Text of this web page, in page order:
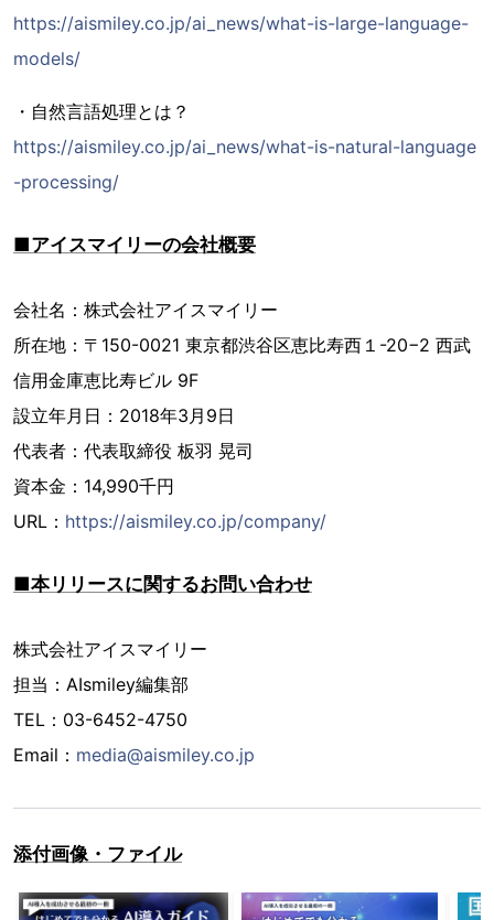
https://aismiley.co.jp/ai_news/what-is-large-language-
models/
・自然言語処理とは？
https://aismiley.co.jp/ai_news/what-is-natural-language
-processing/
■アイスマイリーの会社概要
会社名：株式会社アイスマイリー
所在地：〒150-0021 東京都渋谷区恵比寿西１-20−2 西武
信用金庫恵比寿ビル 9F
設立年月日：2018年3月9日
代表者：代表取締役 板羽 晃司
資本金：14,990千円
URL： https://aismiley.co.jp/company/
■本リリースに関するお問い合わせ
株式会社アイスマイリー
担当：AIsmiley編集部
TEL：03-6452-4750
Email： media@aismiley.co.jp
添付画像・ファイル